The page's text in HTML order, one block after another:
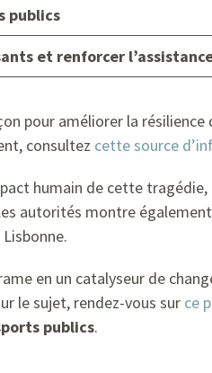
publics
et renforcer
pour améliorer la
consultez cette source
humain de cette
autorités montre
Lisbonne.
en un catalyseur de
le sujet, rendez-vous sur ce
publics.